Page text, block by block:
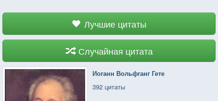
Лучшие цитаты
Случайная цитата
Иоганн Вольфганг Гете
392 цитаты